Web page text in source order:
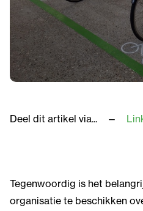
Deel dit artikel via...
Tegenwoordig is het
organisatie te beschikken